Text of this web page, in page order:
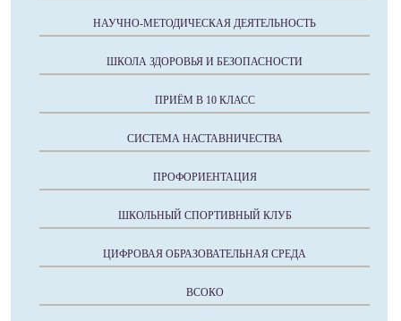
НАУЧНО-МЕТОДИЧЕСКАЯ ДЕЯТЕЛЬНОСТЬ
ШКОЛА ЗДОРОВЬЯ И БЕЗОПАСНОСТИ
ПРИЁМ В 10 КЛАСС
СИСТЕМА НАСТАВНИЧЕСТВА
ПРОФОРИЕНТАЦИЯ
ШКОЛЬНЫЙ СПОРТИВНЫЙ КЛУБ
ЦИФРОВАЯ ОБРАЗОВАТЕЛЬНАЯ СРЕДА
ВСОКО